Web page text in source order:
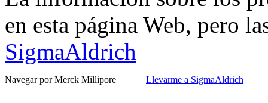
en esta página Web, pero
SigmaAldrich
Navegar por Merck Millipore Llevarme a SigmaAldrich